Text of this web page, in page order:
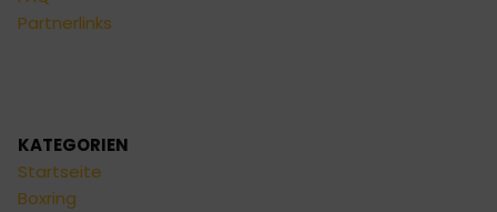
Partnerlinks
KATEGORIEN
Startseite
Boxring